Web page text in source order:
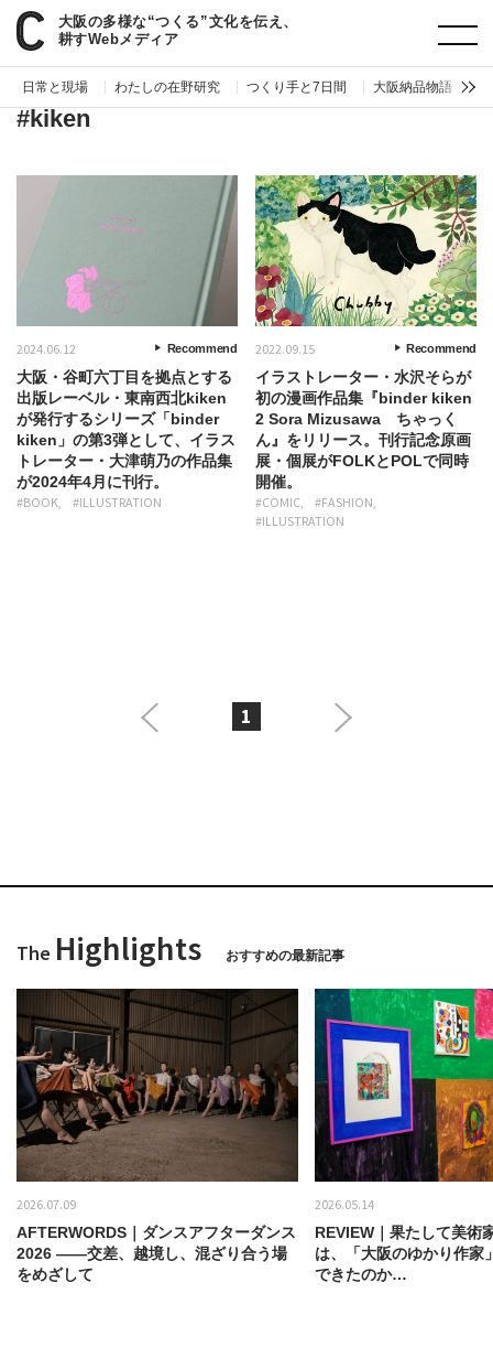
大阪の多様な“つくる”文化を伝え、
耕すWebメディア
日常と現場 わたしの在野研究 つくり手と7日間 大阪納品物語
paperC タグ kiken
#kiken
2024.06.12 Recommend
大阪・谷町六丁目を拠点とする
出版レーベル・東南西北kiken
が発行するシリーズ「binder
kiken」の第3弾として、イラス
トレーター・大津萌乃の作品集
が2024年4月に刊行。
#BOOK #ILLUSTRATION
2022.09.15 Recommend
イラストレーター・水沢そらが
初の漫画作品集『binder kiken
2 Sora Mizusawa ちゃっく
ん』をリリース。刊行記念原画
展・個展がFOLKとPOLで同時
開催。
#COMIC
#FASHION
#ILLUSTRATION
1
The Highlights おすすめの最新記事
2026.07.09
AFTERWORDS｜ダンスアフターダンス
2026 ——交差、越境し、混ざり合う場
をめざして
2026.05.14
REVIEW｜果たして美術
は、「大阪のゆかり作家
できたのか…